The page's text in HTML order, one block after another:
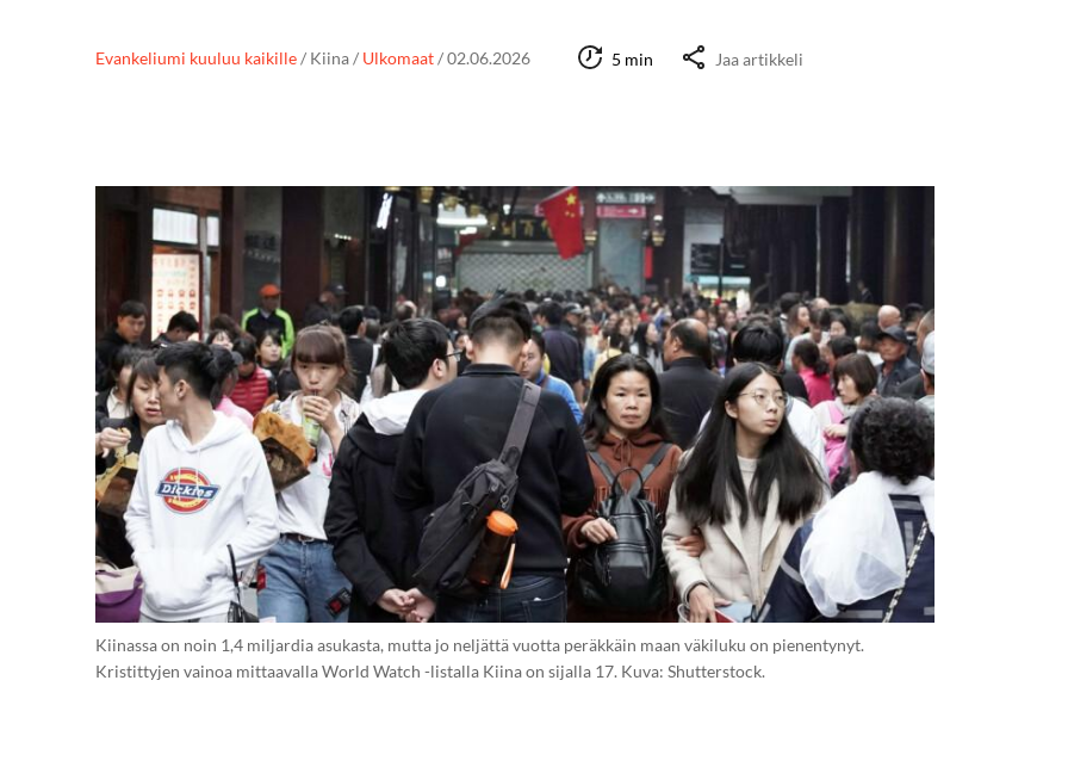
Evankeliumi kuuluu kaikille/ Kiina/ Ulkomaat/02.06.2026 5 min Jaa artikkeli
Kiinassa on noin 1,4 miljardia asukasta, mutta jo neljättä vuotta peräkkäin maan väkiluku on pienentynyt.
Kristittyjen vainoa mittaavalla World Watch -listalla Kiina on sijalla 17. Kuva: Shutterstock.